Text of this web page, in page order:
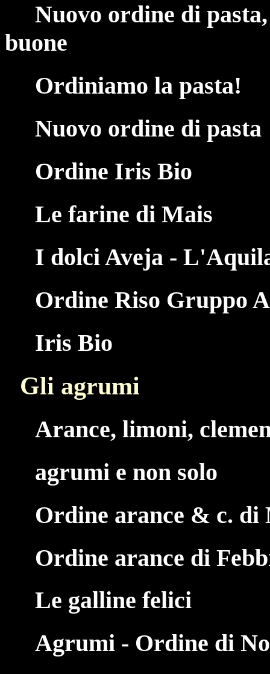
Nuovo ordine di
buone
Ordiniamo la pasta!
Nuovo ordine di pasta
Ordine Iris Bio
Le farine di Mais
I dolci Aveja -
Ordine Riso Gruppo
Iris Bio
Gli agrumi
Arance, limoni,
agrumi e non solo
Ordine arance & c. di
Ordine arance di
Le galline felici
Agrumi - Ordine di